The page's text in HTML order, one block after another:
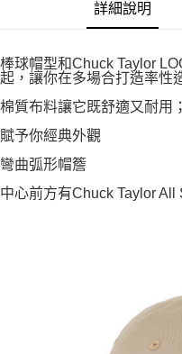
詳細說明
棒球帽型和Chuck Taylor
起，讓你在多場合打造率性
棉質布料讓它既舒適又耐用；
賦予你經典外觀
彎曲弧形帽簷
中心前方有Chuck Taylor